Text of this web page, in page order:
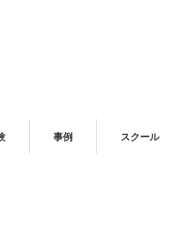
事例 スクール